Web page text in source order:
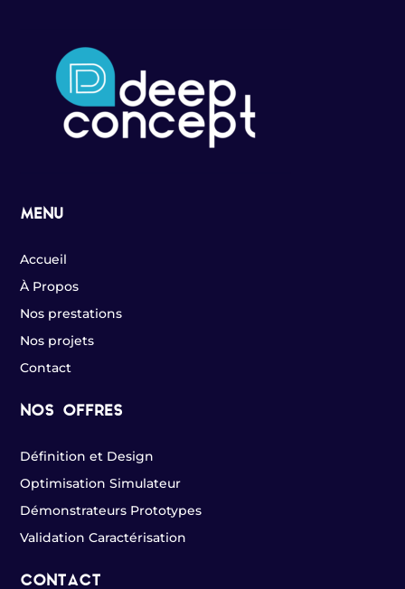
MENU
Accueil
À Propos
Nos prestations
Nos projets
Contact
NOS OFFRES
Définition et Design
Optimisation Simulateur
Démonstrateurs Prototypes
Validation Caractérisation
CONTACT